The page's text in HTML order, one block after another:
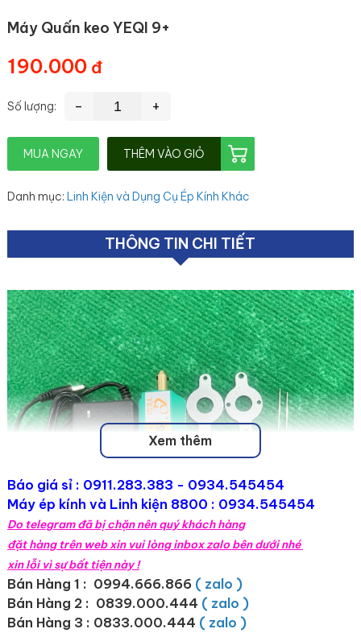
Máy Quấn keo YEQI 9+
190.000
Số lượng: - +
MUA NGAY THÊM VÀO GIỎ
Danh mục: Linh Kiện và Dụng Cụ Ép Kính Khác
THÔNG TIN CHI TIẾT
Xem thêm
Báo giá sỉ : 0911.283.383 - 0934.545454
Máy ép kính và Linh kiện 8800 : 0934.545454
Do telegram đã bị chặn nên quý khách hàng
đặt hàng trên web xin vui lòng inbox zalo bên dưới nhé
xin lỗi vì sự bất tiện này !
Bán Hàng 1 : 0994.666.866 ( zalo )
Bán Hàng 2 : 0839.000.444 ( zalo )
Bán Hàng 3 : 0833.000.444 ( zalo )